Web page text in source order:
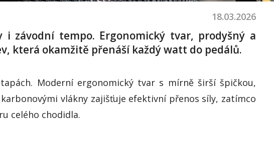
18.03.2026
závodní tempo. Ergonomický tvar, prodyšný a
která okamžitě přenáší každý watt do pedálů.
Moderní ergonomický tvar s mírně širší špičkou,
vlákny zajišťuje efektivní přenos síly, zatímco
celého chodidla.